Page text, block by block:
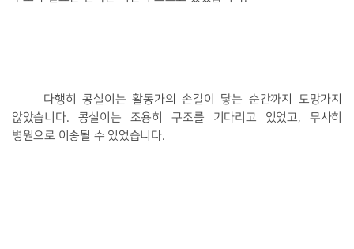
다행히 콩실이는 활동가의 손길이 닿는 순간까지 도망가지
않았습니다. 콩실이는 조용히 구조를 기다리고 있었고, 무사히
병원으로 이송될 수 있었습니다.